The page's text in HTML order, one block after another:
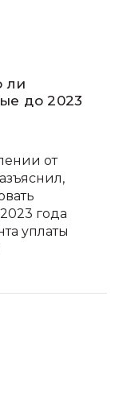
ли
до 2023
от
года
уплаты